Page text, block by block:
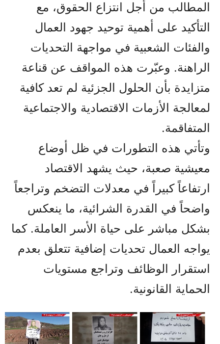
المطالب من أجل انتزاع الحقوق، مع
التأكيد على أهمية توحيد جهود العمال
والفئات الشعبية في مواجهة التحديات
الراهنة. وعبّرت هذه المواقف عن قناعة
متزايدة بأن الحلول الجزئية لم تعد كافية
لمعالجة الأزمات الاقتصادية والاجتماعية
المتفاقمة.
وتأتي هذه التطورات في ظل أوضاع
معيشية صعبة، حيث يشهد الاقتصاد
ارتفاعاً كبيراً في معدلات التضخم وتراجعاً
واضحاً في القدرة الشرائية، ما ينعكس
بشكل مباشر على حياة الأسر العاملة. كما
يواجه العمال تحديات إضافية تتعلق بعدم
استقرار الوظائف وتراجع مستويات
الحماية القانونية.